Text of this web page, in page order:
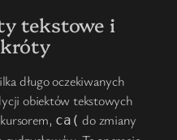
tekstowe i
długo oczekiwanych
obiektów tekstowych
ca( do zmiany